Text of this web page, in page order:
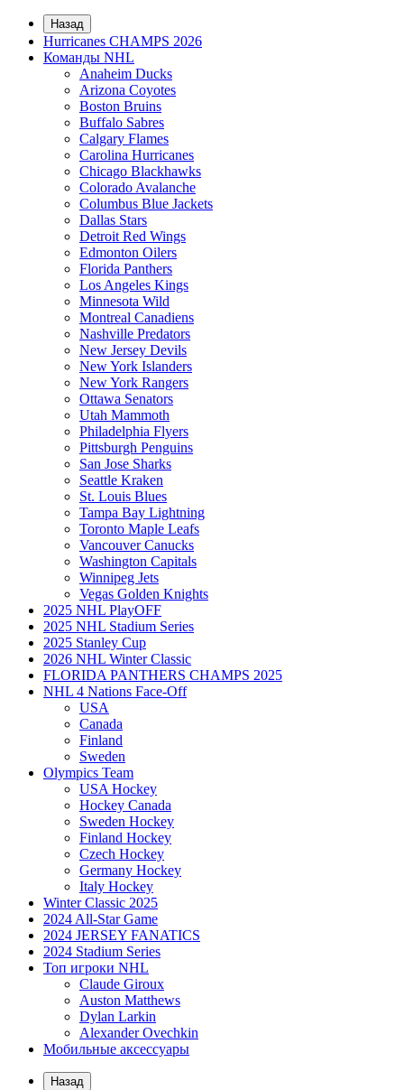
Назад
Hurricanes CHAMPS 2026
Команды NHL
Anaheim Ducks
Arizona Coyotes
Boston Bruins
Buffalo Sabres
Calgary Flames
Carolina Hurricanes
Chicago Blackhawks
Colorado Avalanche
Columbus Blue Jackets
Dallas Stars
Detroit Red Wings
Edmonton Oilers
Florida Panthers
Los Angeles Kings
Minnesota Wild
Montreal Canadiens
Nashville Predators
New Jersey Devils
New York Islanders
New York Rangers
Ottawa Senators
Utah Mammoth
Philadelphia Flyers
Pittsburgh Penguins
San Jose Sharks
Seattle Kraken
St. Louis Blues
Tampa Bay Lightning
Toronto Maple Leafs
Vancouver Canucks
Washington Capitals
Winnipeg Jets
Vegas Golden Knights
2025 NHL PlayOFF
2025 NHL Stadium Series
2025 Stanley Cup
2026 NHL Winter Classic
FLORIDA PANTHERS CHAMPS 2025
NHL 4 Nations Face-Off
USA
Canada
Finland
Sweden
Olympics Team
USA Hockey
Hockey Canada
Sweden Hockey
Finland Hockey
Czech Hockey
Germany Hockey
Italy Hockey
Winter Classic 2025
2024 All-Star Game
2024 JERSEY FANATICS
2024 Stadium Series
Топ игроки NHL
Claude Giroux
Auston Matthews
Dylan Larkin
Alexander Ovechkin
Мобильные аксессуары
Назад